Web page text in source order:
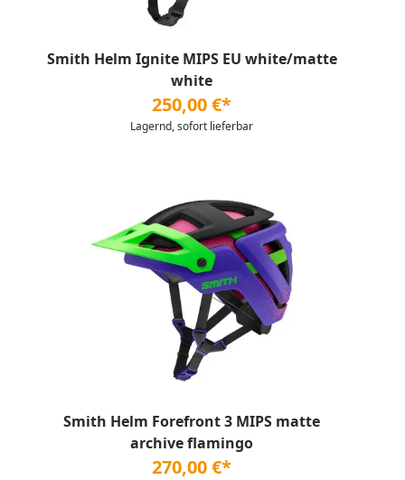
Smith Helm Ignite MIPS EU white/matte
white
250,00 €*
Lagernd, sofort lieferbar
Smith Helm Forefront 3 MIPS matte
archive flamingo
270,00 €*